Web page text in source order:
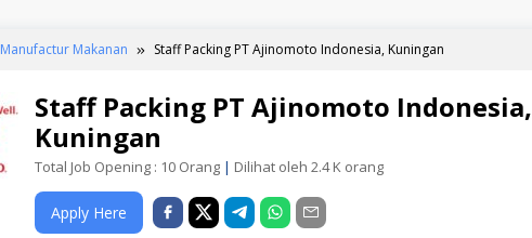
Manufactur Makanan Staff Packing PT Ajinomoto Indonesia, Kuningan
Staff Packing PT Ajinomoto Indonesia,
Kuningan
Total Job Opening : 10 Orang | Dilihat oleh 2.4 K orang
Apply Here